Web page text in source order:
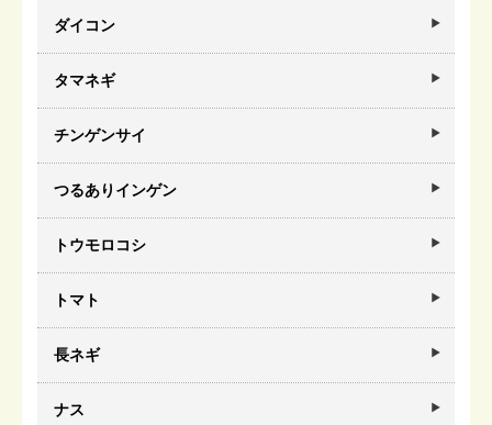
ダイコン
タマネギ
チンゲンサイ
つるありインゲン
トウモロコシ
トマト
長ネギ
ナス